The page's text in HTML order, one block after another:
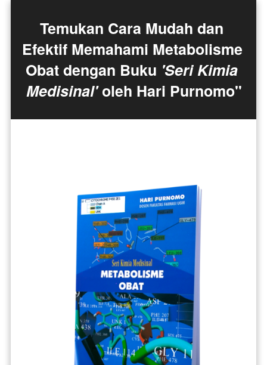
Temukan Cara Mudah dan
Efektif Memahami Metabolisme
Obat dengan Buku 'Seri Kimia
Medisinal' oleh Hari Purnomo"